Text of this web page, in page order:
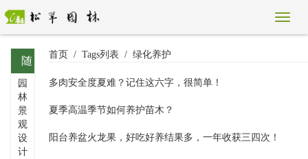
随
机
标
签
园
林
景
观
设
计
首页 Tags列表 绿化养护
多肉安全度夏难？记住这六字，很简单！
夏季高温季节如何养护苗木？
阳台养盆火龙果，好吃好养结果多，一年收获三四次！